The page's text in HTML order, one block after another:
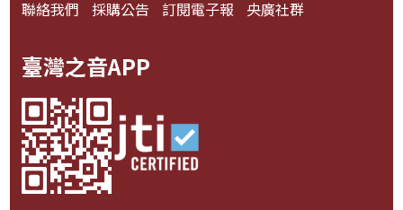
聯絡我們 採購公告 訂閱電子報 央廣社群
臺灣之音APP